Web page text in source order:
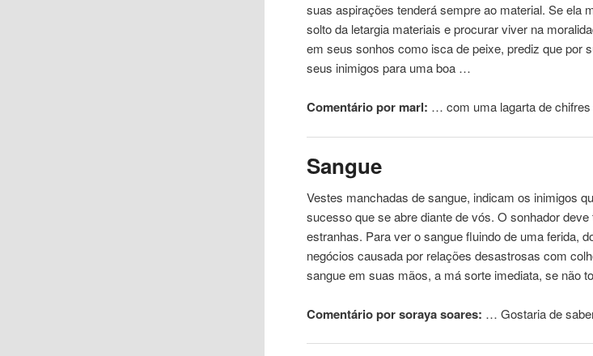
suas aspirações tenderá sempre ao material. Se ela
soltoda letargia materiais e procurar viver na
em seus sonhos como iscadepeixe, prediz que por
seus inimigos para uma boa …
Comentário por marl: … com uma lagartade
Sangue
Vestes manchadasdesangue, indicam os inimigos
sucesso que se abre diantedevós. O sonhador
estranhas. Para ver o sangue fluindode uma ferida,
negócios causada por relações desastrosas com
sangue em suas mãos, a má sorte imediata, se não
Comentário por soraya soares: … Gostariade